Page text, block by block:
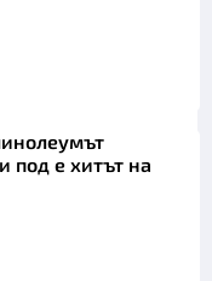
под е хитът на